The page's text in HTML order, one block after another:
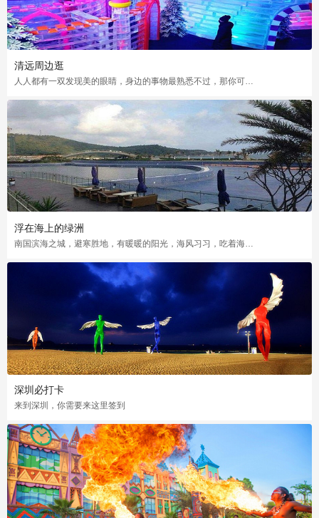
清远周边逛
人人都有一双发现美的眼睛，身边的事物最熟悉不过，那你可曾发现了被人遗漏的美？
浮在海上的绿洲
深圳必打卡
来到深圳，你需要来这里签到